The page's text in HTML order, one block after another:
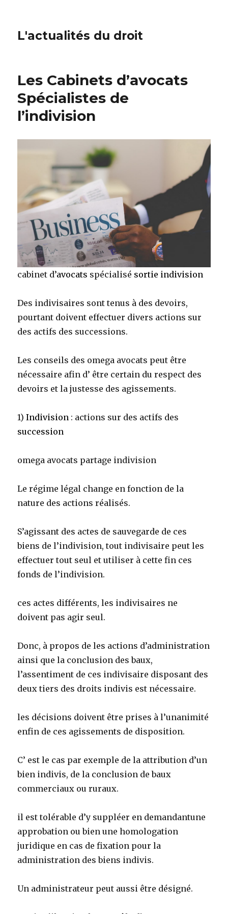
L'actualités du droit
Les Cabinets d’avocats
Spécialistes de
l’indivision
cabinet d’avocats spécialisé sortie indivision
Des indivisaires sont tenus à des devoirs,
pourtant doivent effectuer divers actions sur
des actifs des successions.
Les conseils des omega avocats peut être
nécessaire afin d’ être certain du respect des
devoirs et la justesse des agissements.
1)Indivision : actions sur des actifs des
succession
omega avocats partage indivision
Le régime légal change en fonction de la
nature des actions réalisés.
S’agissant des actes de sauvegarde de ces
biens de l’indivision, tout indivisaire peut les
effectuer tout seul et utiliser à cette fin ces
fonds de l’indivision.
ces actes différents, les indivisaires ne
doivent pas agir seul.
Donc, à propos de les actions d’administration
ainsi que la conclusion des baux,
l’assentiment de ces indivisaire disposant des
deux tiers des droits indivis est nécessaire.
les décisions doivent être prises à l’unanimité
enfin de ces agissements de disposition.
C’ est le cas par exemple de la attribution d’un
bien indivis, de la conclusion de baux
commerciaux ou ruraux.
il est tolérable d’y suppléer en demandantune
approbation ou bien une homologation
juridique en cas de fixation pour la
administration des biens indivis.
Un administrateur peut aussi être désigné.